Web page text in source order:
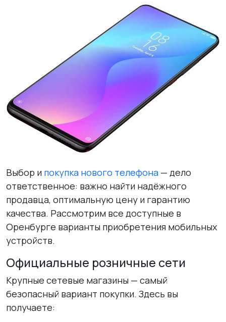
Выбор и покупка нового телефона — дело
ответственное: важно найти надёжного
продавца, оптимальную цену и гарантию
качества. Рассмотрим все доступные в
Оренбурге варианты приобретения мобильных
устройств.
Официальные розничные сети
Крупные сетевые магазины — самый
безопасный вариант покупки. Здесь вы
получаете: